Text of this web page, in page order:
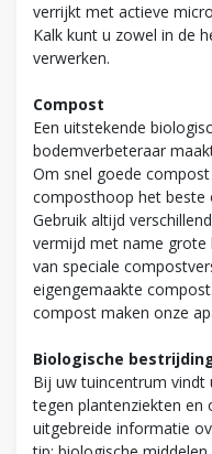
verrijkt met actieve
Kalk kunt u zowel in de
verwerken.
Compost
Een uitstekende
bodemverbeteraar
Om snel goede
composthoop het beste
Gebruik altijd
vermijd met name grote
van speciale
eigengemaakte
compost maken onze
Biologische
Bij uw tuincentrum vindt
tegen plantenziekten en
uitgebreide informatie